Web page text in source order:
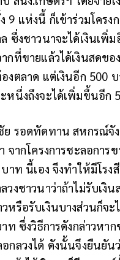
9 แห่งนี้ ก็เข้าร่วมโครง
ซึ่งชาวนาจะได้เงินเพิ่
กที่ขายแล้วได้เงินสดขอ
งตลาด แต่เงินอีก 500
หนึ่งถึงจะได้เพิ่มขึ้นอีก
ย รอดทัดทาน สหกรณ์จั
จากโครงการชะลอการ
าท นี้เอง จึงทำให้มีโรง
วงชาวนาว่าถ้าไม่รับเงิ
หรือรับเงินบางส่วนก็จะ
ท ซึ่งวิธีการดังกล่าวหา
กลวงได้ ดังนั้นจึงยืนยัน